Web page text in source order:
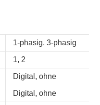
1-phasig, 3-phasig
1, 2
Digital, ohne
Digital, ohne